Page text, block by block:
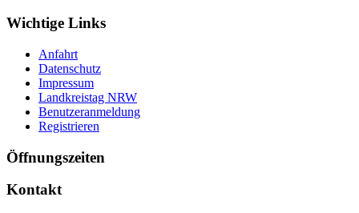
Wichtige Links
Anfahrt
Datenschutz
Impressum
Landkreistag NRW
Benutzeranmeldung
Registrieren
Öffnungszeiten
Kontakt